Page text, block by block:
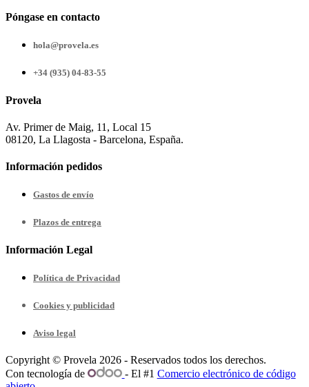
Póngase en contacto
hola@provela.es
+34 (935) 04-83-55
Provela
Av. Primer de Maig, 11, Local 15
08120, La Llagosta - Barcelona, España.
Información pedidos
Gastos de envío
Plazos de entrega
Información Legal
Política de Privacidad
Cookies y publicidad
Aviso legal
Copyright © Provela 2026 - Reservados todos los derechos.
Con tecnología de
- El #1 Comercio electrónico de código